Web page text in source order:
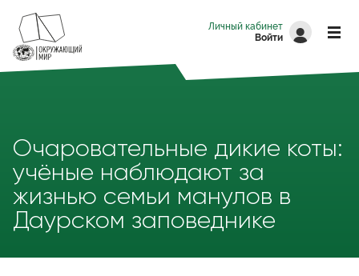
Личный кабинет
Войти
Очаровательные дикие коты:
учёные наблюдают за
жизнью семьи манулов в
Даурском заповеднике